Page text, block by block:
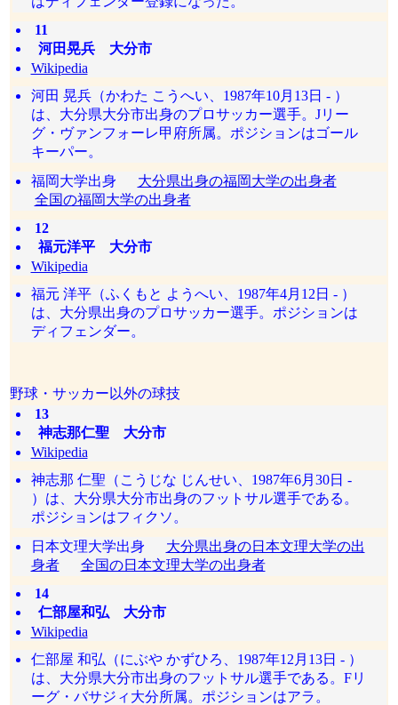
11
河田晃兵 大分市
Wikipedia
河田 晃兵（かわた こうへい、1987年10月13日 - ）
は、大分県大分市出身のプロサッカー選手。Jリー
グ・ヴァンフォーレ甲府所属。ポジションはゴール
キーパー。
福岡大学出身 大分県出身の福岡大学の出身者
全国の福岡大学の出身者
12
福元洋平 大分市
Wikipedia
福元 洋平（ふくもと ようへい、1987年4月12日 - ）
は、大分県出身のプロサッカー選手。ポジションは
ディフェンダー。
野球・サッカー以外の球技
13
神志那仁聖 大分市
Wikipedia
神志那 仁聖（こうじな じんせい、1987年6月30日 -
）は、大分県大分市出身のフットサル選手である。
ポジションはフィクソ。
日本文理大学出身 大分県出身の日本文理大学の出
身者
全国の日本文理大学の出身者
14
仁部屋和弘 大分市
Wikipedia
仁部屋 和弘（にぶや かずひろ、1987年12月13日 - ）
は、大分県大分市出身のフットサル選手である。Fリ
ーグ・バサジィ大分所属。ポジションはアラ。